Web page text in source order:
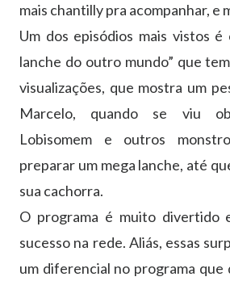
mais chantilly pra acompanhar, e
Um dos episódios mais vistos
lanche do outro mundo” que
visualizações, que mostra um
Marcelo, quando se viu
Lobisomem e outros
preparar um mega lanche, até
sua cachorra.
O programa é muito divertido
sucesso na rede. Aliás, essas
um diferencial no programa que